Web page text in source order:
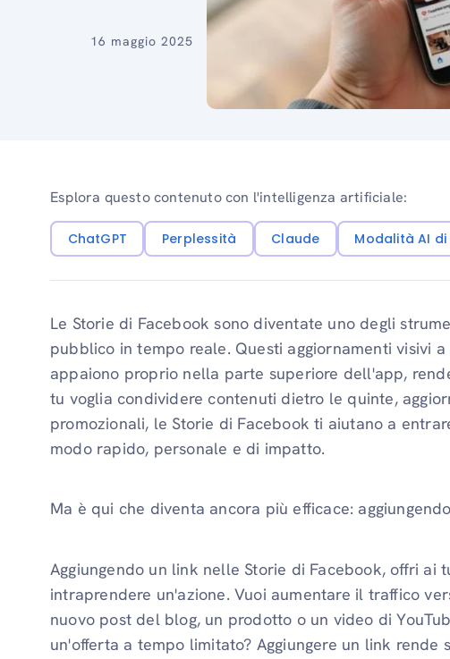
16 maggio 2025
Esplora questo contenuto con l'intelligenza artificiale:
ChatGPT Perplessità Claude Modalità AI
Le Storie di Facebook sono diventate uno degli
pubblico in tempo reale. Questi aggiornamenti visivi
appaiono proprio nella parte superiore dell'app,
tu voglia condividere contenuti dietro le quinte,
promozionali, le Storie di Facebook ti aiutano a
modo rapido, personale e di impatto.
Ma è qui che diventa ancora più efficace:
Aggiungendo un link nelle Storie di Facebook, offri
intraprendere un'azione. Vuoi aumentare il traffico
nuovo post del blog, un prodotto o un video di
un'offerta a tempo limitato? Aggiungere un link